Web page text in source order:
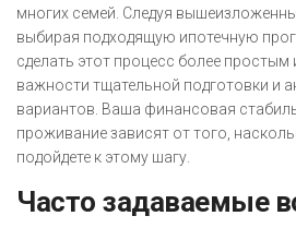
многих семей. Следуя
выбирая подходящую ипотечную
сделать этот процесс более
важности тщательной подготовки и
вариантов. Ваша финансовая
проживание зависят от того,
подойдете к этому шагу.
Часто задаваемые